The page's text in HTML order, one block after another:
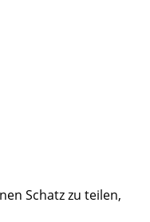
Schatz zu teilen,